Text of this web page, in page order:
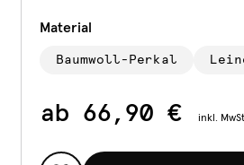
Material
Baumwoll-Perkal
ab 66,90 € inkl.